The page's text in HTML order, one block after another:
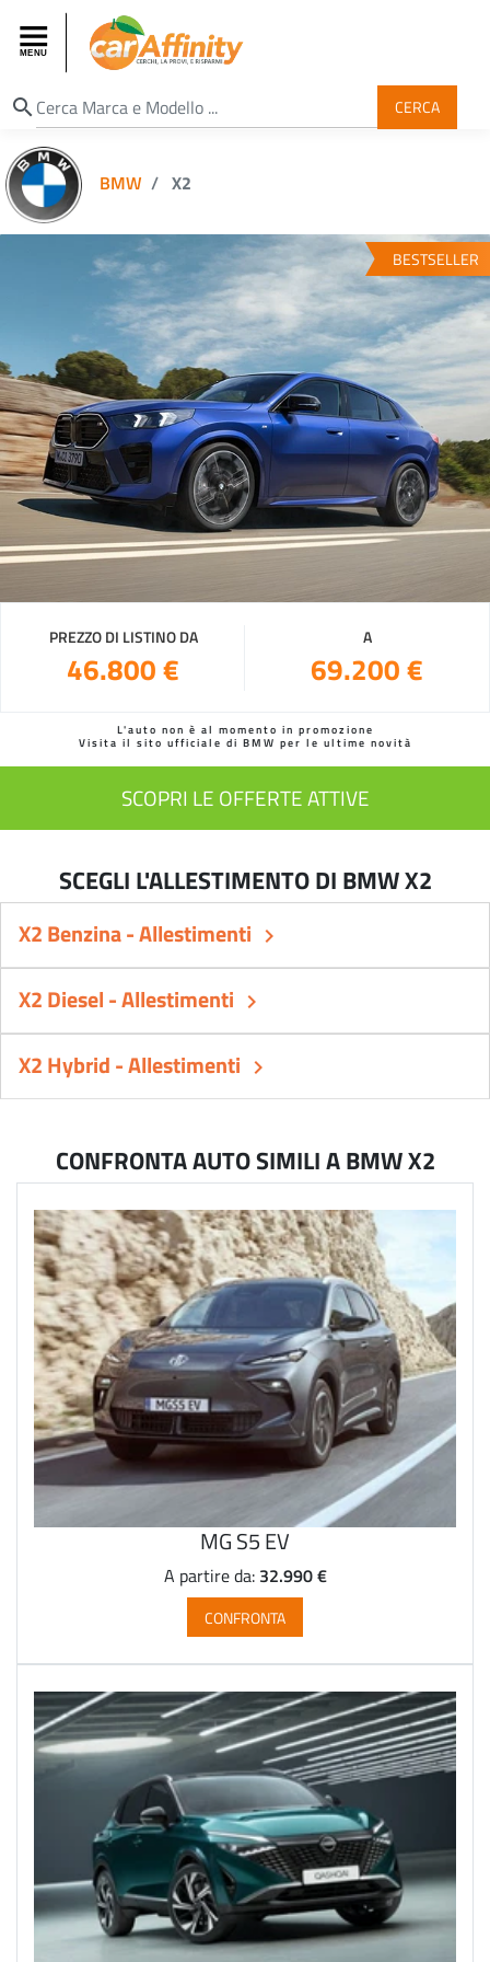
search CERCA
BMW X2
BESTSELLER
PREZZO DI LISTINO DA
46.800 €
A
69.200 €
L'auto non è al momento in promozione
Visita il sito ufficiale di BMW per le ultime novità
SCOPRI LE OFFERTE ATTIVE
SCEGLI L'ALLESTIMENTO DI BMW X2
X2 Benzina - Allestimenti keyboard_arrow_right
X2 Diesel - Allestimenti keyboard_arrow_right
X2 Hybrid - Allestimenti keyboard_arrow_right
CONFRONTA AUTO SIMILI A BMW X2
MG S5 EV
A partire da: 32.990 €
CONFRONTA